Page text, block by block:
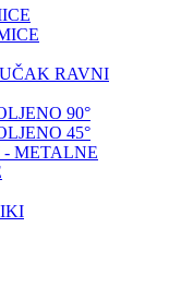
RAVNI
90°
45°
METALNE